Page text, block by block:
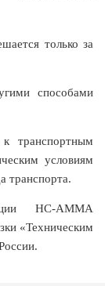
только за
способами
транспортным
условиям
транспорта.
НС-АММА
«Техническим